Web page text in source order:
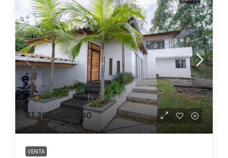
$1.200.000.000
VENTA